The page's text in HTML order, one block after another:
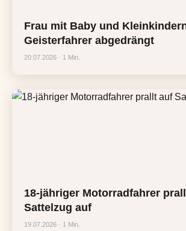
Frau mit Baby und
Geisterfahrer abgedrängt
20.07.2026 · 1 Min.
18-jähriger Motorradfahrer
Sattelzug auf
19.07.2026 · 1 Min.